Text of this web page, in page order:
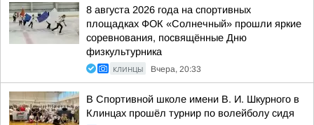
8 августа 2026 года на спортивных
площадках ФОК «Солнечный» прошли яркие
соревнования, посвящённые Дню
физкультурника
КЛИНЦЫ Вчера, 20:33
В Спортивной школе имени В. И. Шкурного в
Клинцах прошёл турнир по волейболу сидя